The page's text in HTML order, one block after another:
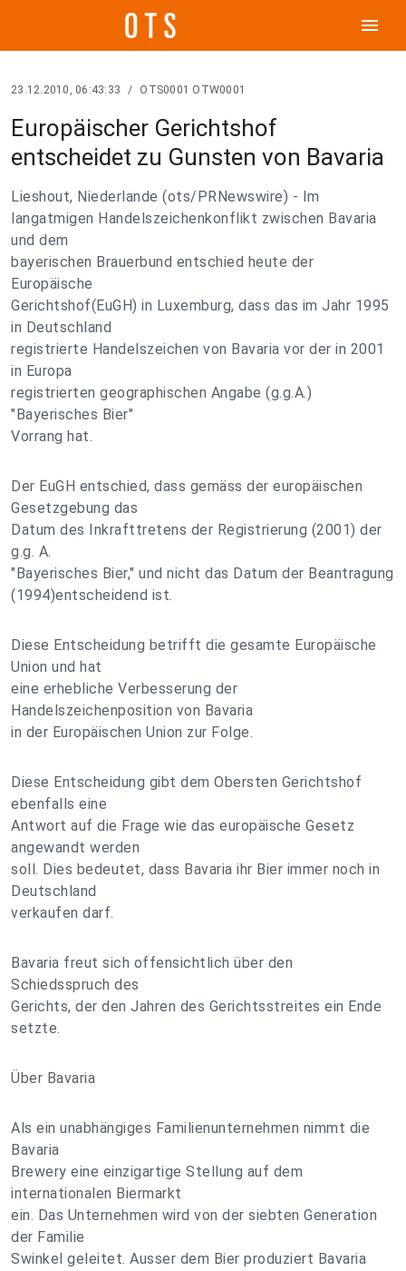
menu
23.12.2010, 06:43:33 / OTS0001 OTW0001
Europäischer Gerichtshof
entscheidet zu Gunsten von Bavaria
Lieshout, Niederlande (ots/PRNewswire) - Im
langatmigen Handelszeichenkonflikt zwischen Bavaria
und dem
bayerischen Brauerbund entschied heute der
Europäische
Gerichtshof(EuGH) in Luxemburg, dass das im Jahr 1995
in Deutschland
registrierte Handelszeichen von Bavaria vor der in 2001
in Europa
registrierten geographischen Angabe (g.g.A.)
"Bayerisches Bier"
Vorrang hat.
Der EuGH entschied, dass gemäss der europäischen
Gesetzgebung das
Datum des Inkrafttretens der Registrierung (2001) der
g.g. A.
"Bayerisches Bier," und nicht das Datum der Beantragung
(1994)entscheidend ist.
Diese Entscheidung betrifft die gesamte Europäische
Union und hat
eine erhebliche Verbesserung der
Handelszeichenposition von Bavaria
in der Europäischen Union zur Folge.
Diese Entscheidung gibt dem Obersten Gerichtshof
ebenfalls eine
Antwort auf die Frage wie das europäische Gesetz
angewandt werden
soll. Dies bedeutet, dass Bavaria ihr Bier immer noch in
Deutschland
verkaufen darf.
Bavaria freut sich offensichtlich über den
Schiedsspruch des
Gerichts, der den Jahren des Gerichtsstreites ein Ende
setzte.
Über Bavaria
Als ein unabhängiges Familienunternehmen nimmt die
Bavaria
Brewery eine einzigartige Stellung auf dem
internationalen Biermarkt
ein. Das Unternehmen wird von der siebten Generation
der Familie
Swinkel geleitet. Ausser dem Bier produziert Bavaria